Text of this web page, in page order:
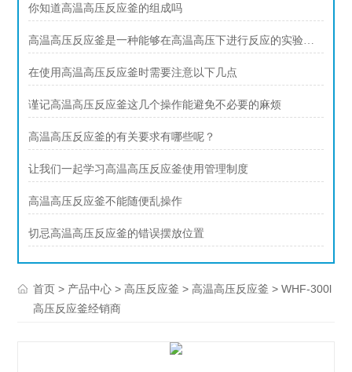
你知道高温高压反应釜的组成吗
高温高压反应釜是一种能够在高温高压下进行反应的实验设备
在使用高温高压反应釜时需要注意以下几点
谨记高温高压反应釜这几个操作能避免不必要的麻烦
高温高压反应釜的有关要求有哪些呢？
让我们一起学习高温高压反应釜使用管理制度
高温高压反应釜不能随便乱操作
切忌高温高压反应釜的错误摆放位置
首页 > 产品中心 >高压反应釜 >高温高压反应釜 > WHF-300l
高压反应釜经销商